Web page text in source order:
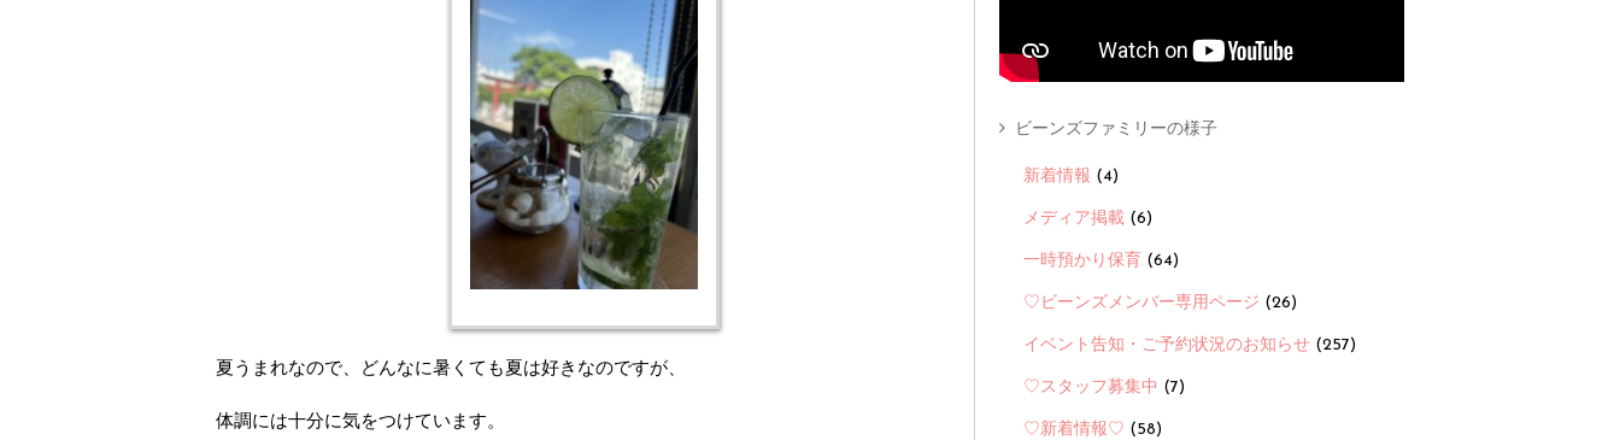
夏うまれなので、どんなに暑くても夏は好きなのですが、
体調には十分に気をつけています。
ビーンズファミリーの様子
新着情報 (4)
メディア掲載 (6)
一時預かり保育 (64)
♡ビーンズメンバー専用ページ (26)
イベント告知・ご予約状況のお知らせ (257)
♡スタッフ募集中 (7)
♡新着情報♡ (58)